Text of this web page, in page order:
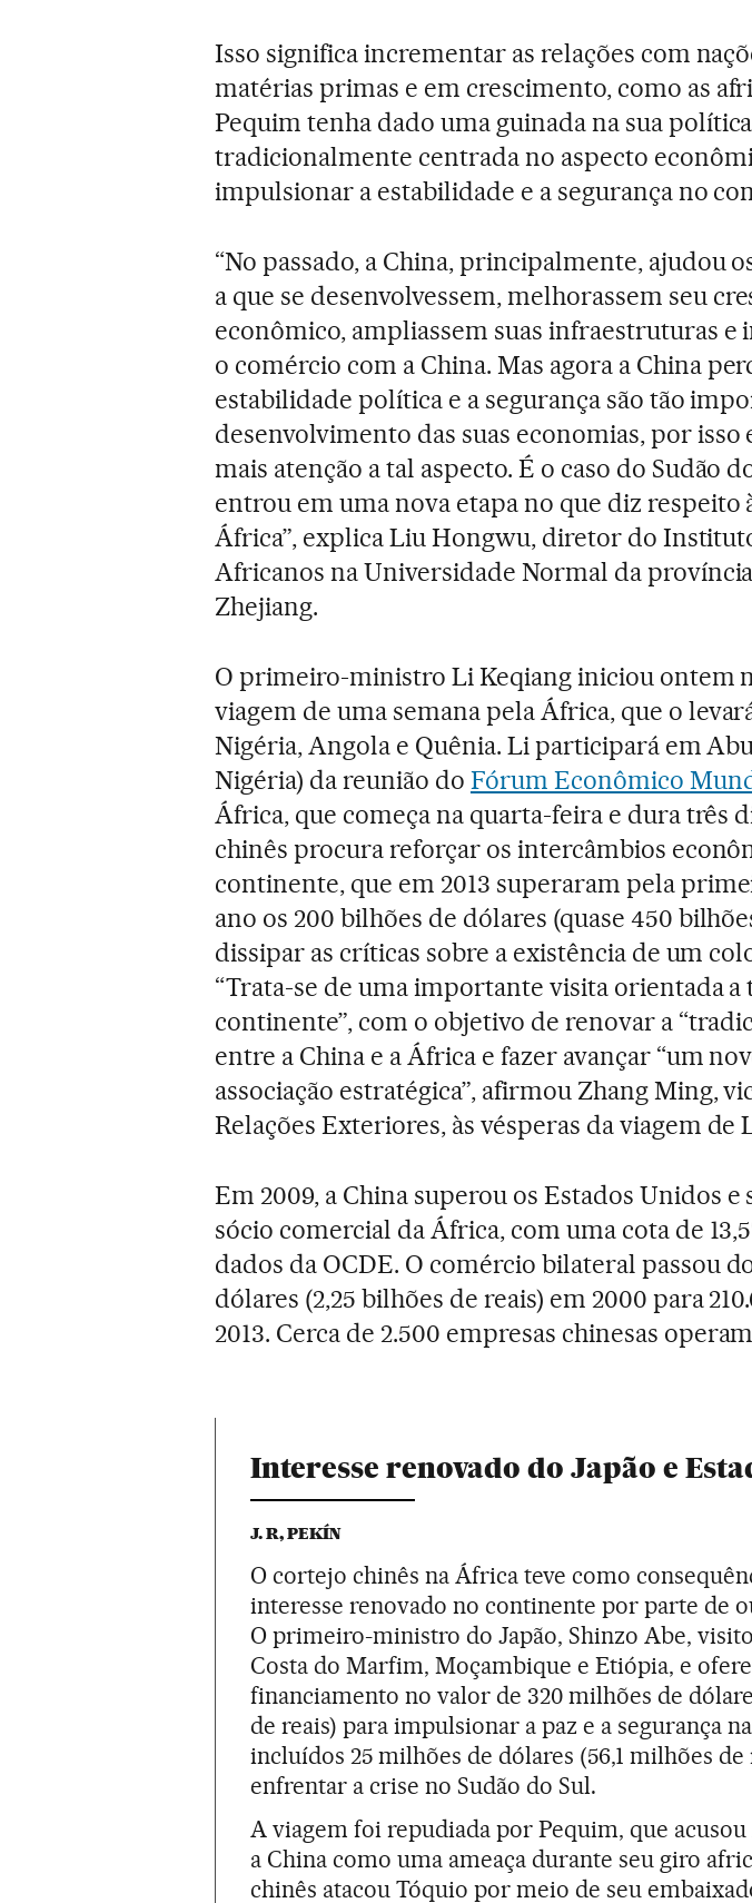
Isso significa incrementar as relações com
matérias primas e em crescimento, como as
Pequim tenha dado uma guinada na sua
tradicionalmente centrada no aspecto
impulsionar a estabilidade e a segurança no
“No passado, a China, principalmente, ajudou
a que se desenvolvessem, melhorassem seu
econômico, ampliassem suas infraestruturas e
o comércio com a China. Mas agora a China
estabilidade política e a segurança são tão
desenvolvimento das suas economias, por isso
mais atenção a tal aspecto. É o caso do Sudão
entrou em uma nova etapa no que diz respeito
África”, explica Liu Hongwu, diretor do
Africanos na Universidade Normal da
Zhejiang.
O primeiro-ministro Li Keqiang iniciou ontem
viagem de uma semana pela África, que o
Nigéria, Angola e Quênia. Li participará em
Nigéria) da reunião do Fórum Econômico
África, que começa na quarta-feira e dura três
chinês procura reforçar os intercâmbios
continente, que em 2013 superaram pela
ano os 200 bilhões de dólares (quase 450
dissipar as críticas sobre a existência de um
“Trata-se de uma importante visita orientada a
continente”, com o objetivo de renovar a
entre a China e a África e fazer avançar “um
associação estratégica”, afirmou Zhang Ming,
Relações Exteriores, às vésperas da viagem de
Em 2009, a China superou os Estados Unidos
sócio comercial da África, com uma cota de
dados da OCDE. O comércio bilateral passou
dólares (2,25 bilhões de reais) em 2000 para
2013. Cerca de 2.500 empresas chinesas
Interesse renovado do Japão e
J. R, PEKÍN
O cortejo chinês na África teve como
interesse renovado no continente por parte de
O primeiro-ministro do Japão, Shinzo Abe,
Costa do Marfim, Moçambique e Etiópia, e
financiamento no valor de 320 milhões de
de reais) para impulsionar a paz e a segurança
incluídos 25 milhões de dólares (56,1 milhões de
enfrentar a crise no Sudão do Sul.
A viagem foi repudiada por Pequim, que
a China como uma ameaça durante seu giro
chinês atacou Tóquio por meio de seu